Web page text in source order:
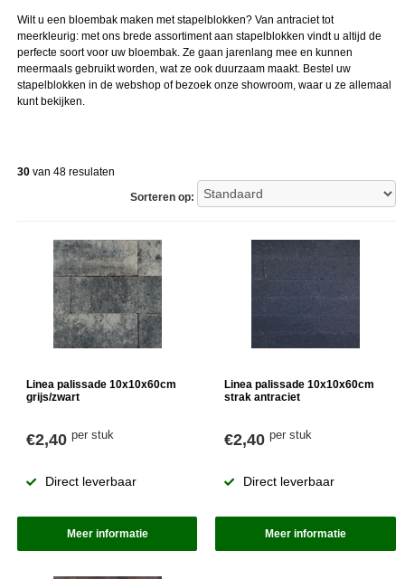
Wilt u een bloembak maken met stapelblokken? Van antraciet tot
meerkleurig: met ons brede assortiment aan stapelblokken vindt u altijd de
perfecte soort voor uw bloembak. Ze gaan jarenlang mee en kunnen
meermaals gebruikt worden, wat ze ook duurzaam maakt. Bestel uw
stapelblokken in de webshop of bezoek onze showroom, waar u ze allemaal
kunt bekijken.
30van 48 resulaten
Sorteren op:
Linea palissade 10x10x60cm
grijs/zwart
€2,40 per stuk
Direct leverbaar
Meer informatie
Linea palissade 10x10x60cm
strak antraciet
€2,40per stuk
Direct leverbaar
Meer informatie